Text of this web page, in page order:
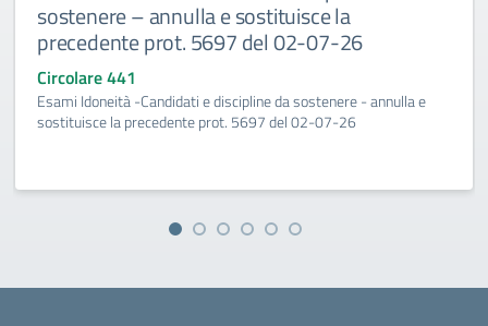
sostenere – annulla e sostituisce la
precedente prot. 5697 del 02-07-26
Circolare 441
Esami Idoneità -Candidati e discipline da sostenere - annulla e
sostituisce la precedente prot. 5697 del 02-07-26